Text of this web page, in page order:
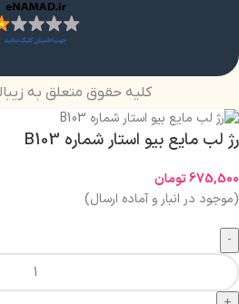
کلیه حقوق متعلق به
رژ لب مایع بیو استار شماره B103
675,500تومان
(موجود در انبار و آماده ارسال)